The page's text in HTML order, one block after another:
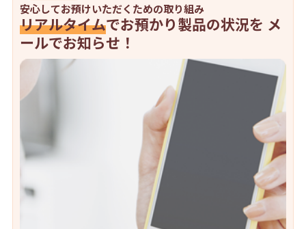
安心してお預けいただくための取り組み
リアルタイムでお預かり製品の状況を メ
ールでお知らせ！